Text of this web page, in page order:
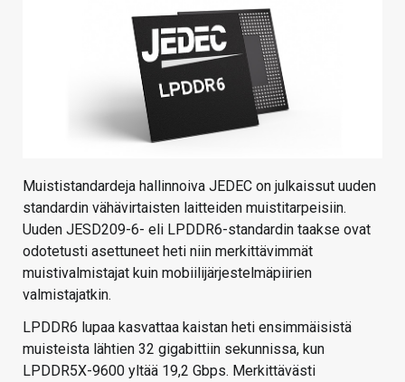
Muististandardeja hallinnoiva JEDEC on julkaissut uuden
standardin vähävirtaisten laitteiden muistitarpeisiin.
Uuden JESD209-6- eli LPDDR6-standardin taakse ovat
odotetusti asettuneet heti niin merkittävimmät
muistivalmistajat kuin mobiilijärjestelmäpiirien
valmistajatkin.
LPDDR6 lupaa kasvattaa kaistan heti ensimmäisistä
muisteista lähtien 32 gigabittiin sekunnissa, kun
LPDDR5X-9600 yltää 19,2 Gbps. Merkittävästi